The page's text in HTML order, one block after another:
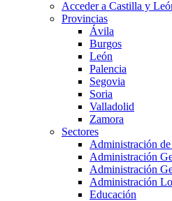
Acceder a Castilla y
Provincias
Ávila
Burgos
León
Palencia
Segovia
Soria
Valladolid
Zamora
Sectores
Administración de
Administración
Administración
Administración
Educación